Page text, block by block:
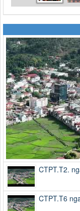
CTPT.T2.
CTPT.T6